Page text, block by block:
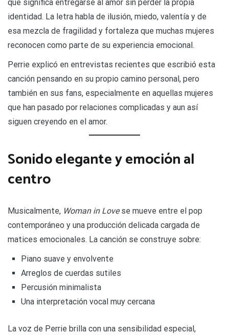
que significa entregarse al amor sin perder la propia
identidad. La letra habla de ilusión, miedo, valentía y de
esa mezcla de fragilidad y fortaleza que muchas mujeres
reconocen como parte de su experiencia emocional.
Perrie explicó en entrevistas recientes que escribió esta
canción pensando en su propio camino personal, pero
también en sus fans, especialmente en aquellas mujeres
que han pasado por relaciones complicadas y aun así
siguen creyendo en el amor.
Sonido elegante y emoción al
centro
Musicalmente, Woman in Lovese mueve entre el pop
contemporáneo y una producción delicada cargada de
matices emocionales. La canción se construye sobre:
Piano suave y envolvente
Arreglos de cuerdas sutiles
Percusión minimalista
Una interpretación vocal muy cercana
La voz de Perrie brilla con una sensibilidad especial,